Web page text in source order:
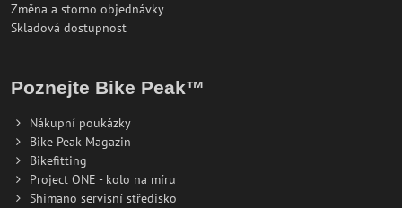
Změna a storno objednávky
Skladová dostupnost
Poznejte Bike Peak™
Nákupní poukázky
Bike Peak Magazin
Bikefitting
Project ONE - kolo na míru
Shimano servisní středisko